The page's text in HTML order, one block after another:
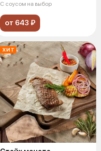
С соусом на выбор
от 643 ₽
ХИТ